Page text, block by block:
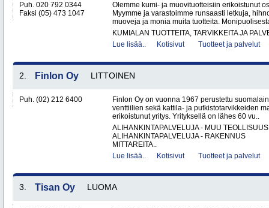
Puh. 020 792 0344
Faksi (05) 473 1047
Olemme kumi- ja muovituotteisiin erikoistunut
Myymme ja varastoimme runsaasti letkuja,
muoveja ja monia muita tuotteita.
KUMIALAN TUOTTEITA, TARVIKKEITA JA
Lue lisää..
Kotisivut Tuotteet ja palvelut
2. Finlon Oy LITTOINEN
Puh. (02) 212 6400
Finlon Oy on vuonna 1967 perustettu
venttiilien sekä kattila- ja putkistotarvikkeiden
erikoistunut yritys. Yrityksellä on lähes 60 vu..
ALIHANKINTAPALVELUJA - MUU TEOLLISUUS
ALIHANKINTAPALVELUJA - RAKENNUS
MITTAREITA..
Lue lisää..
Kotisivut Tuotteet ja palvelut
3. Tisan Oy LUOMA